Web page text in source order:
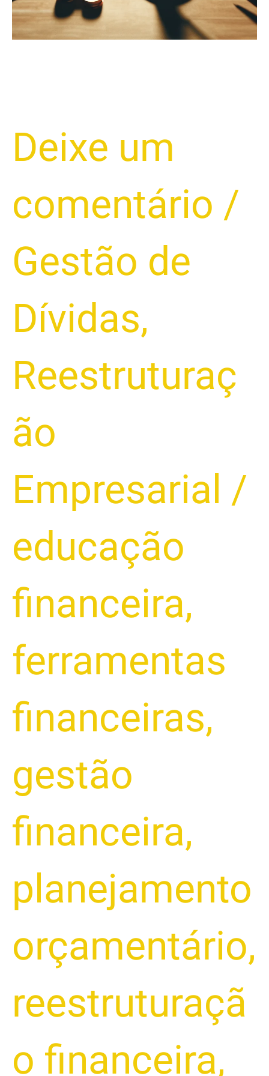
Deixe um
comentário /
Gestão de
Dívidas,
Reestruturaç
ão
Empresarial /
educação
financeira,
ferramentas
financeiras,
gestão
financeira,
planejamento
orçamentário,
reestruturaçã
o financeira,